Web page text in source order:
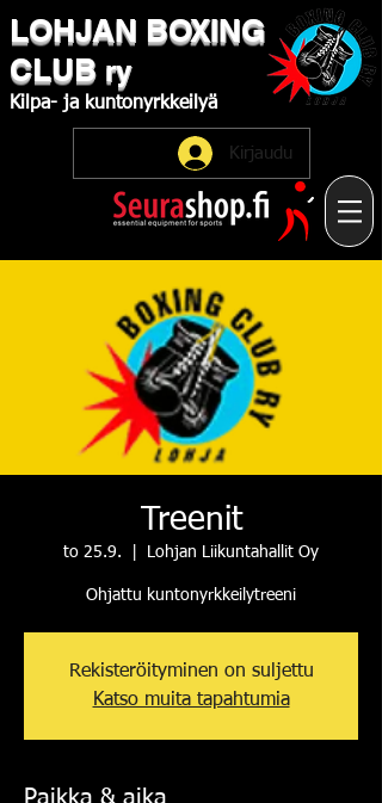
LOHJAN ​BOXING
CLUB ry
Kilpa- ja kuntonyrkkeilyä
Kirjaudu
Treenit
to 25.9. Lohjan Liikuntahallit Oy
Ohjattu kuntonyrkkeilytreeni
Rekisteröityminen on suljettu
Katso muita tapahtumia
Paikka & aika